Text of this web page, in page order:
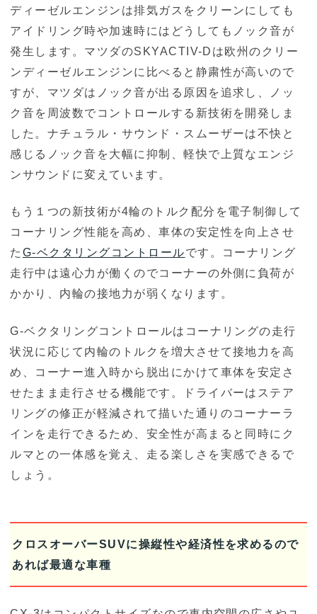
ディーゼルエンジンは排気ガスをクリーンにしても
アイドリング時や加速時にはどうしてもノック音が
発生します。マツダのSKYACTIV-Dは欧州のクリー
ンディーゼルエンジンに比べると静粛性が高いので
すが、マツダはノック音が出る原因を追求し、ノッ
ク音を周波数でコントロールする新技術を開発しま
した。ナチュラル・サウンド・スムーザーは不快と
感じるノック音を大幅に抑制、軽快で上質なエンジ
ンサウンドに変えています。
もう１つの新技術が4輪のトルク配分を電子制御して
コーナリング性能を高め、車体の安定性を向上させ
た G-ベクタリングコントロールです。コーナリング
走行中は遠心力が働くのでコーナーの外側に負荷が
かかり、内輪の接地力が弱くなります。
G-ベクタリングコントロールはコーナリングの走行
状況に応じて内輪のトルクを増大させて接地力を高
め、コーナー進入時から脱出にかけて車体を安定さ
せたまま走行させる機能です。ドライバーはステア
リングの修正が軽減されて描いた通りのコーナーラ
インを走行できるため、安全性が高まると同時にク
ルマとの一体感を覚え、走る楽しさを実感できるで
しょう。
クロスオーバーSUVに操縦性や経済性を求めるので
あれば最適な車種